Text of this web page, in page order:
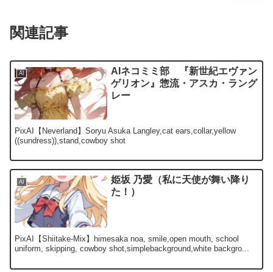
関連記事
AI
AIネコミミ部 『新世紀エヴァン
ゲリオン』惣流・アスカ・ラング
レー
PixAI【Neverland】Soryu Asuka Langley,cat ears,collar,yellow
((sundress)),stand,cowboy shot
AI
姫坂 乃愛（私に天使が舞い降り
た！）
PixAI【Shiitake-Mix】himesaka noa, smile,open mouth, school
uniform, skipping, cowboy shot,simplebackground,white backgro...